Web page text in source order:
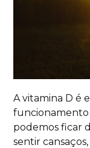
A vitamina D é
funcionamento
podemos ficar
sentir